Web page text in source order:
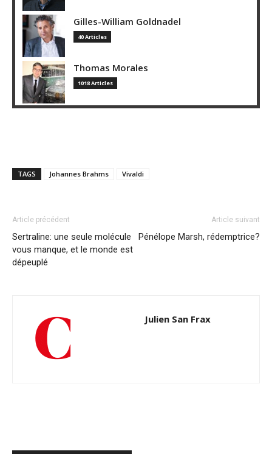
Gilles-William Goldnadel
40 Articles
Thomas Morales
1018 Articles
TAGS Johannes Brahms Vivaldi
Article précédent
Sertraline: une seule molécule
vous manque, et le monde est
dépeuplé
Article suivant
Pénélope Marsh, rédemptrice?
Julien San Frax